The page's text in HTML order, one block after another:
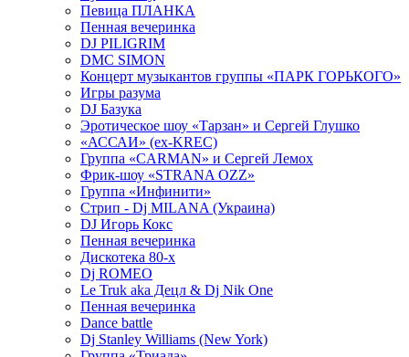
Певица ПЛАНКА
Пенная вечеринка
DJ PILIGRIM
DMC SIMON
Концерт музыкантов группы «ПАРК ГОРЬКОГО»
Игры разума
DJ Базука
Эротическое шоу «Тарзан» и Сергей Глушко
«АССАИ» (ex-KREC)
Группа «CARMAN» и Сергей Лемох
Фрик-шоу «STRANA OZZ»
Группа «Инфинити»
Стрип - Dj MILANA (Украина)
DJ Игорь Кокс
Пенная вечеринка
Дискотека 80-х
Dj ROMEO
Le Truk aka Децл & Dj Nik One
Пенная вечеринка
Dance battle
Dj Stanley Williams (New York)